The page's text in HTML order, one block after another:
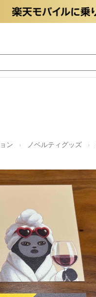
ン ノベルティグッズ